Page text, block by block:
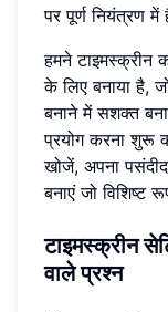
पर पूर्ण नियंत्रण में
हमने टाइमस्क्रीन
के लिए बनाया है,
बनाने में सशक्त
प्रयोग करना शुरू
खोजें, अपना
बनाएं जो विशिष्ट
टाइमस्क्रीन
वाले प्रश्न